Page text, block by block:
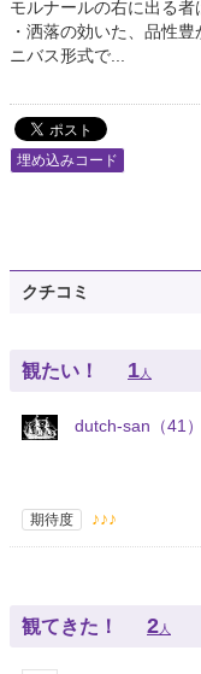
モルナールの右に出る者
・洒落の効いた、品性
ニバス形式で...
埋め込みコード
クチコミ
観たい！ 1人
dutch-san（41）
期待度 ♪♪♪
観てきた！ 2 人